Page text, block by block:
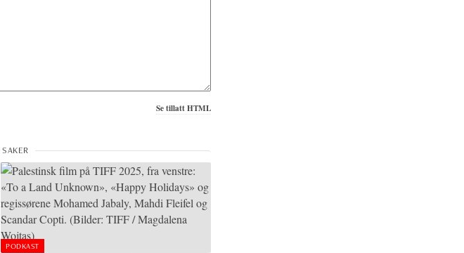
Se tillatt HTML
PODKAST